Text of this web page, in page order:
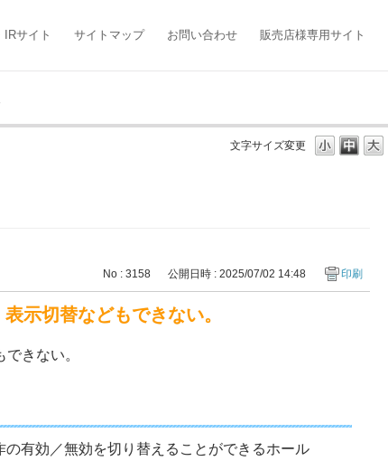
IRサイト サイトマップ お問い合わせ 販売店様専用サイト
文字サイズ変更
No : 3158 公開日時 : 2025/07/02 14:48 印刷
示切替などもできない。
きない。
有効／無効を切り替えることができるホール